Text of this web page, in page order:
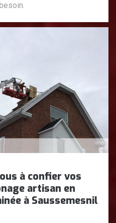
à confier vos
artisan en
à Saussemesnil